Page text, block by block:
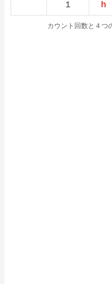
１
h
カウント回数と４つ